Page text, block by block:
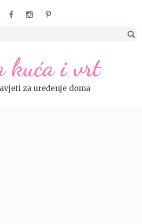
kuća i vrt
za uređenje doma